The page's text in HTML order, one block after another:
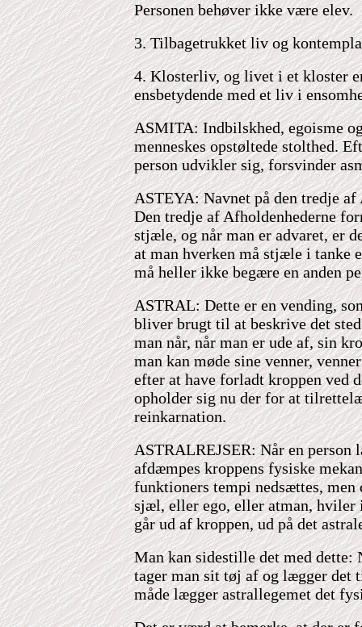
Personen behøver ikke være elev.
3. Tilbagetrukket liv og
4. Klosterliv, og livet i et kloster
ensbetydende med et liv i
ASMITA: Indbilskhed, egoisme
menneskes opstøltede stolthed.
person udvikler sig, forsvinder
ASTEYA: Navnet på den tredje af
Den tredje af Afholdenhederne
stjæle, og når man er advaret, er
at man hverken må stjæle i tanke
må heller ikke begære en anden
ASTRAL: Dette er en vending,
bliver brugt til at beskrive det
man når, når man er ude af, sin
man kan møde sine venner,
efter at have forladt kroppen ved
opholder sig nu der for at
reinkarnation.
ASTRALREJSER: Når en
afdæmpes kroppens fysiske
funktioners tempi nedsættes, men
sjæl, eller ego, eller atman, hviler
går ud af kroppen, ud på det
Man kan sidestille det med dette:
tager man sit tøj af og lægger det
måde lægger astrallegemet det